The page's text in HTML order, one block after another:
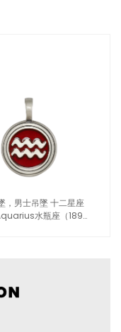
，男士吊墜 十二星座
水瓶座（1897